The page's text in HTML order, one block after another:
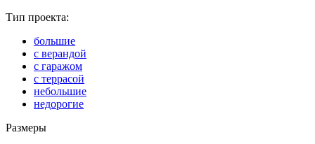
Тип проекта:
большие
с верандой
с гаражом
с террасой
небольшие
недорогие
Размеры